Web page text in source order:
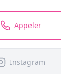
Appeler
Instagram